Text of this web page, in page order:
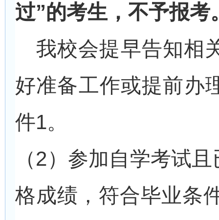
过”的考生，不予报考
我校会提早告知相
好准备工作或提前办
件1。
（2）参加自学考试
格成绩，符合毕业条